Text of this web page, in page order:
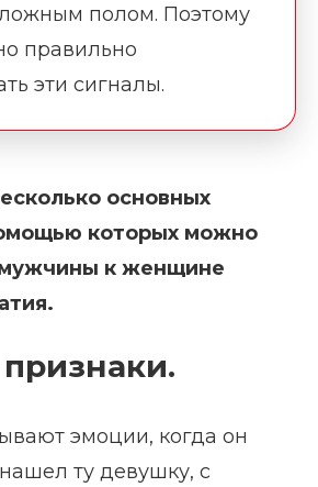
полом. Поэтому
правильно
эти сигналы.
основных
которых можно
мужчины к женщине
эмоции, когда он
ту девушку, с